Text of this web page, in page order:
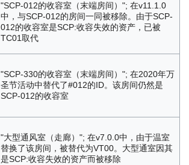
"SCP-012的收容室（末端房间）"; 在v11.1.0
中，与SCP-012的房间一同被移除。由于SCP-
012的收容室是SCP:收容失效的资产，已被
TC01取代
"SCP-330的收容室（末端房间）"; 在2020年万
圣节活动中替代了#012的ID。该房间仍然是
SCP-012的收容室
"大型通风室（走廊）"; 在v7.0.0中，由于温室
替换了该房间，被替代为VT00。大型通室因其
是SCP:收容失效的资产而被移除